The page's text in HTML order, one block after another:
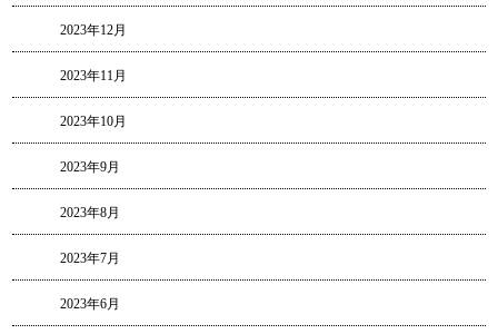
2023年12月
2023年11月
2023年10月
2023年9月
2023年8月
2023年7月
2023年6月